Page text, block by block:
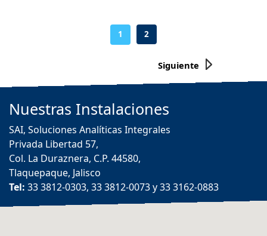
1 2
Siguiente
Nuestras Instalaciones
SAI, Soluciones Analíticas Integrales
Privada Libertad 57,
Col. La Duraznera, C.P. 44580,
Tlaquepaque, Jalisco
Tel: 33 3812-0303, 33 3812-0073 y 33 3162-0883